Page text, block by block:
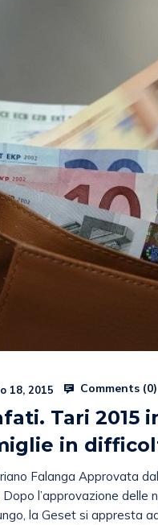
18, 2015 Comments (0)
Tari 2015
in
Falanga Approvata
Dopo l’approvazione delle
la Geset si appresta